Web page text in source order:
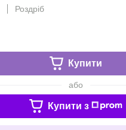
Роздріб
Купити
або
Купити з